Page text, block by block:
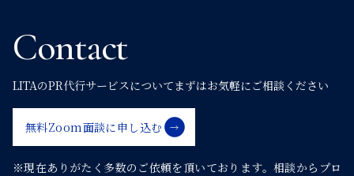
シ
ョ
ン
Contact
LITAのPR代行サービスについてまずはお気軽にご相談ください
無料Zoom面談に申し込む
※現在ありがたく多数のご依頼を頂いております。相談からプロ